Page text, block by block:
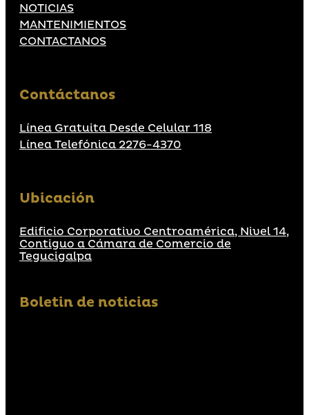
NOTICIAS
MANTENIMIENTOS
CONTACTANOS
Contáctanos
Línea Gratuita Desde Celular 118
Línea Telefónica 2276-4370
Ubicación
Edificio Corporativo Centroamérica, Nivel 14,
Contiguo a Cámara de Comercio de
Tegucigalpa
Boletin de noticias